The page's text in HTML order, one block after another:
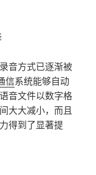
音方式已逐渐被
信系统能够自动
音文件以数字格
大大减小，而且
得到了显著提